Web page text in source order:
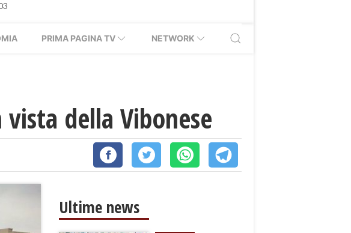
PRIMA PAGINA TV NETWORK
della Vibonese
Ultime news